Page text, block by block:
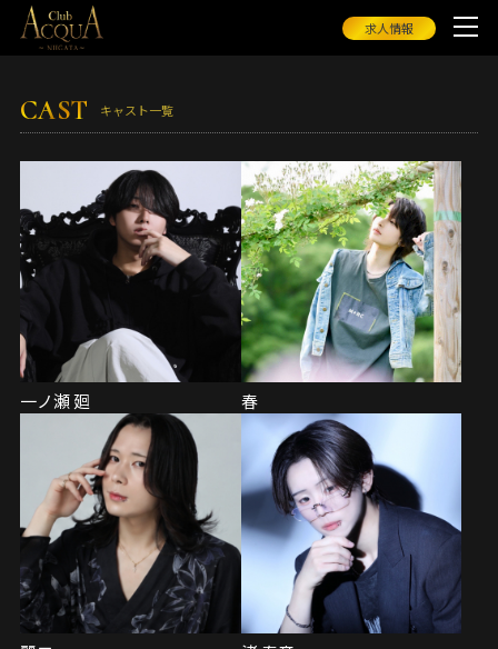
求人情報
CAST キャスト一覧
一ノ瀬 廻 春